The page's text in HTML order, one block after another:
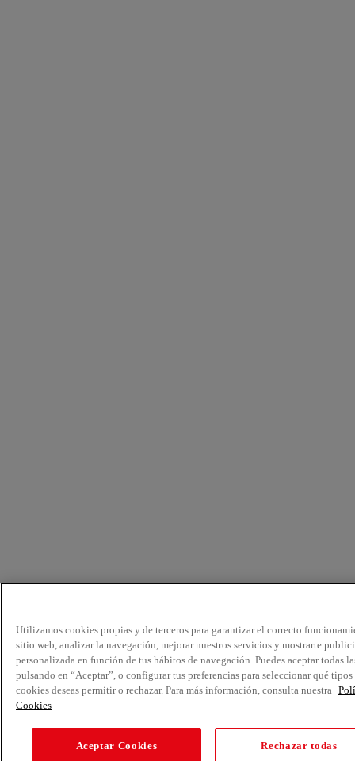
Utilizamos cookies propias y de terceros para garantizar el correcto
sitio web, analizar la navegación, mejorar nuestros servicios y mostrarte
personalizada en función de tus hábitos de navegación. Puedes aceptar todas
pulsando en “Aceptar”, o configurar tus preferencias para seleccionar qué tipos
cookies deseas permitir o rechazar. Para más información, consulta nuestra
Cookies
Aceptar Cookies Rechazar todas